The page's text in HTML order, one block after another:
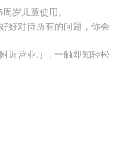
岁儿童使用。
好对待所有的问题，你会
近营业厅，一触即知轻松